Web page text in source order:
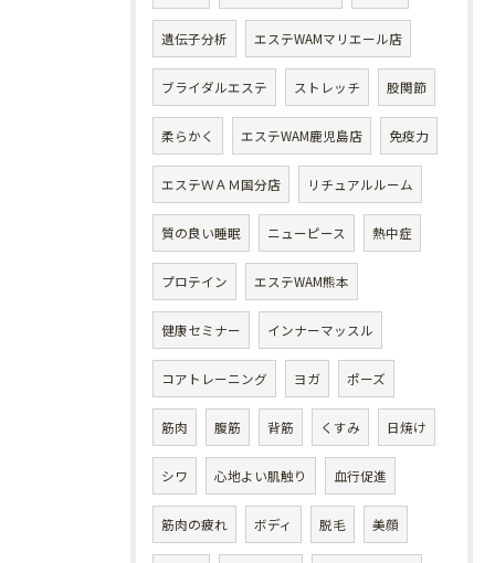
遺伝子分析 エステWAMマリエール店
ブライダルエステ ストレッチ 股関節
柔らかく エステWAM鹿児島店 免疫力
エステＷＡＭ国分店 リチュアルルーム
質の良い睡眠 ニューピース 熱中症
プロテイン エステWAM熊本
健康セミナー インナーマッスル
コアトレーニング ヨガ ポーズ
筋肉 腹筋 背筋 くすみ 日焼け
シワ 心地よい肌触り 血行促進
筋肉の疲れ ボディ 脱毛 美顔